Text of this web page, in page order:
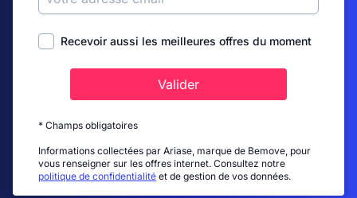
Recevoir aussi les meilleures offres du moment
Valider
* Champs obligatoires
Informations collectées par Ariase, marque de Bemove, pour
vous renseigner sur les offres internet. Consultez notre
politique de confidentialité et de gestion de vos données.